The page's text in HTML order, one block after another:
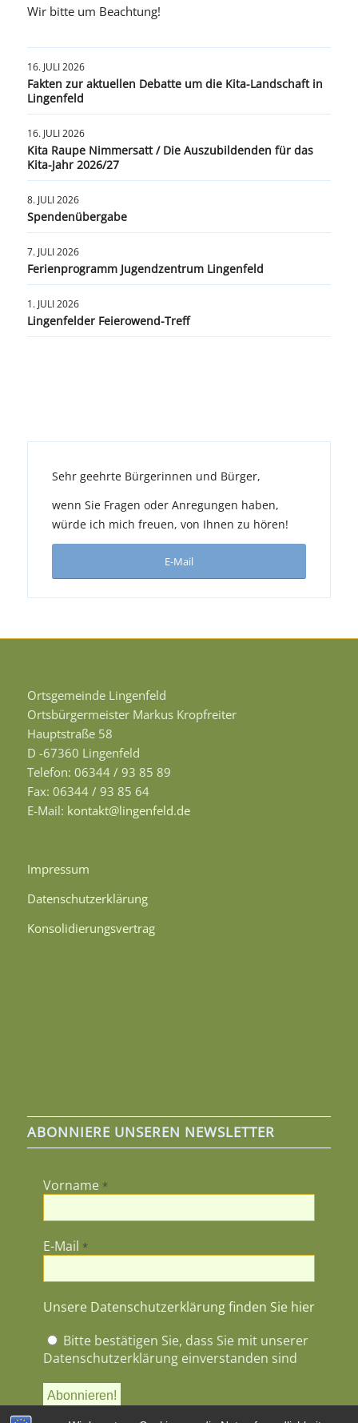
Wir bitte um Beachtung!
16. JULI 2026
Fakten zur aktuellen Debatte um die Kita-Landschaft in
Lingenfeld
16. JULI 2026
Kita Raupe Nimmersatt / Die Auszubildenden für das
Kita-Jahr 2026/27
8. JULI 2026
Spendenübergabe
7. JULI 2026
Ferienprogramm Jugendzentrum Lingenfeld
1. JULI 2026
Lingenfelder Feierowend-Treff
Sehr geehrte Bürgerinnen und Bürger,
wenn Sie Fragen oder Anregungen haben,
würde ich mich freuen, von Ihnen zu hören!
E-Mail
Ortsgemeinde Lingenfeld
Ortsbürgermeister Markus Kropfreiter
Hauptstraße 58
D -67360 Lingenfeld
Telefon: 06344 / 93 85 89
Fax: 06344 / 93 85 64
E-Mail: kontakt@lingenfeld.de
Impressum
Datenschutzerklärung
Konsolidierungsvertrag
ABONNIERE UNSEREN NEWSLETTER
Vorname *
E-Mail *
Unsere Datenschutzerklärung finden Sie hier
Bitte bestätigen Sie, dass Sie mit unserer
Datenschutzerklärung einverstanden sind